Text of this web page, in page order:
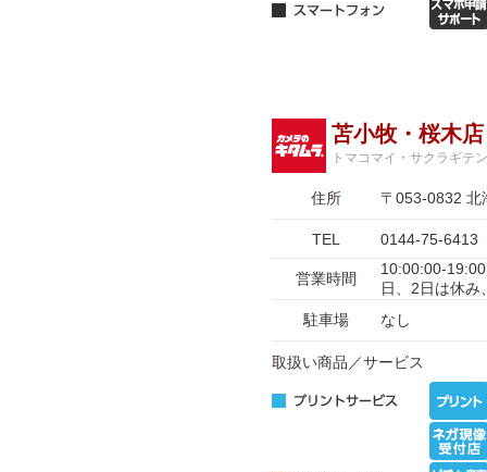
苫小牧・桜木店
トマコマイ・サクラギテン
住所 〒053-0832 北
TEL 0144-75-6413
営業時間
10:00:00-
日、2日は休
駐車場
なし
取扱い商品／サービス